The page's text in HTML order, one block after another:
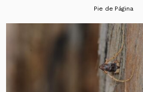
Pie de Página